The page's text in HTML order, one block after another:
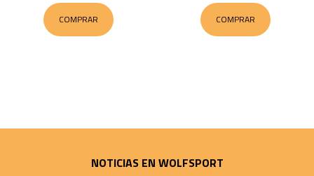
COMPRAR COMPRAR
NOTICIAS EN WOLFSPORT